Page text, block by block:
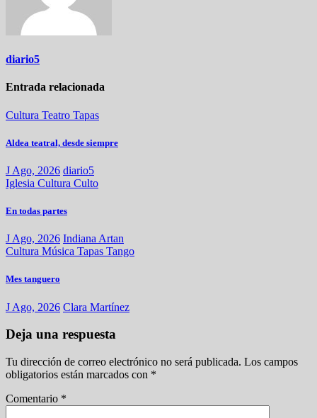
diario5
Entrada relacionada
Cultura Teatro Tapas
Aldea teatral, desde siempre
J Ago, 2026 diario5
Iglesia Cultura Culto
En todas partes
J Ago, 2026 Indiana Artan
Cultura Música Tapas Tango
Mes tanguero
J Ago, 2026 Clara Martínez
Deja una respuesta
Tu dirección de correo electrónico no será publicada. Los campos
obligatorios están marcados con *
Comentario *